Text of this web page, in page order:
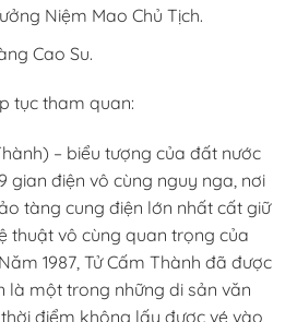
Niệm Mao Chủ Tịch.
Cao Su.
tục tham quan:
– biểu tượng của đất nước
gian điện vô cùng nguy nga, nơi
tàng cung điện lớn nhất cất giữ
thuật vô cùng quan trọng của
1987, Tử Cấm Thành đã được
là một trong những di sản văn
điểm không lấy được vé vào